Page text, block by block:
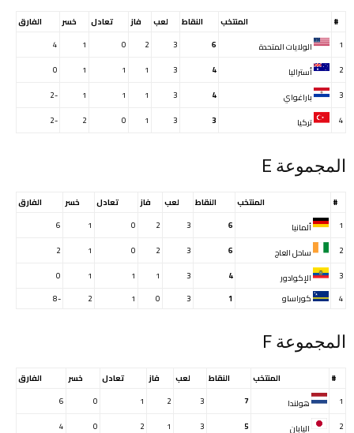
# المنتخب النقاط لعب فاز تعادل خسر
الفارق
1
الولايات المتحدة 6
3
2
0
1
4
2
أستراليا 4
3
1
1
1
0
3
باراغواي 4
3
1
1
1
-2
4
تركيا 3
3
1
0
2
-2
المجموعة E
# المنتخب النقاط لعب فاز تعادل خسر
الفارق
1
ألمانيا 6
3
2
0
1
6
2
ساحل العاج 6
3
2
0
1
2
3
الإكوادور 4
3
1
1
1
0
4
كوراساو 1
3
0
1
2
-8
المجموعة F
# المنتخب النقاط لعب فاز تعادل خسر
الفارق
1
هولندا 7
3
2
1
0
6
2
اليابان 5
3
1
2
0
4